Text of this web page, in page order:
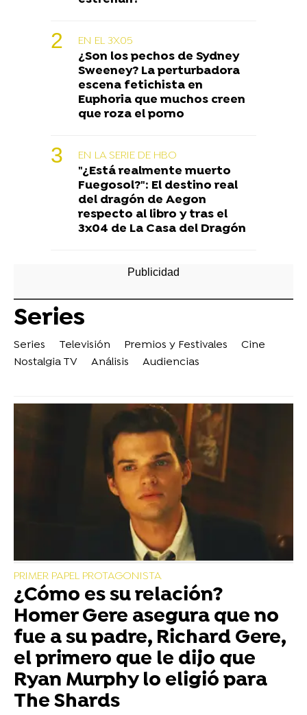
EN EL 3X05
¿Son los pechos de Sydney
Sweeney? La perturbadora
escena fetichista en
Euphoria que muchos creen
que roza el porno
EN LA SERIE DE HBO
"¿Está realmente muerto
Fuegosol?": El destino real
del dragón de Aegon
respecto al libro y tras el
3x04 de La Casa del Dragón
Series
Series Televisión Premios y Festivales
Cine
Nostalgia TV
Análisis Audiencias
PRIMER PAPEL PROTAGONISTA
¿Cómo es su relación?
Homer Gere asegura que no
fue a su padre, Richard Gere,
el primero que le dijo que
Ryan Murphy lo eligió para
The Shards